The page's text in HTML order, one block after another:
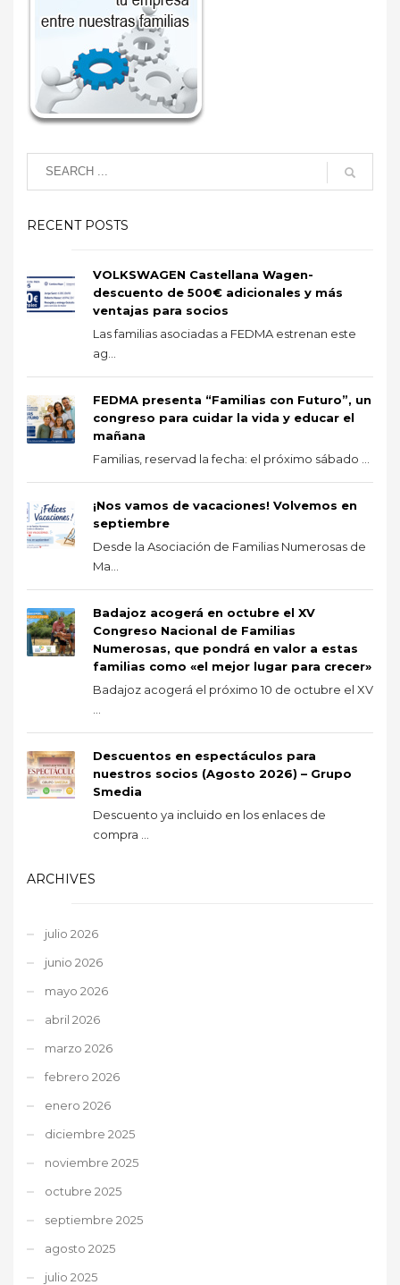
RECENT POSTS
VOLKSWAGEN Castellana Wagen-
descuento de 500€ adicionales y más
ventajas para socios
Las familias asociadas a FEDMA estrenan este
ag...
FEDMA presenta “Familias con Futuro”, un
congreso para cuidar la vida y educar el
mañana
Familias, reservad la fecha: el próximo sábado ...
¡Nos vamos de vacaciones! Volvemos en
septiembre
Desde la Asociación de Familias Numerosas de
Ma...
Badajoz acogerá en octubre el XV
Congreso Nacional de Familias
Numerosas, que pondrá en valor a estas
familias como «el mejor lugar para crecer»
Badajoz acogerá el próximo 10 de octubre el XV
Descuentos en espectáculos para
nuestros socios (Agosto 2026) – Grupo
Smedia
Descuento ya incluido en los enlaces de
compra ...
ARCHIVES
julio 2026
junio 2026
mayo 2026
abril 2026
marzo 2026
febrero 2026
enero 2026
diciembre 2025
noviembre 2025
octubre 2025
septiembre 2025
agosto 2025
julio 2025